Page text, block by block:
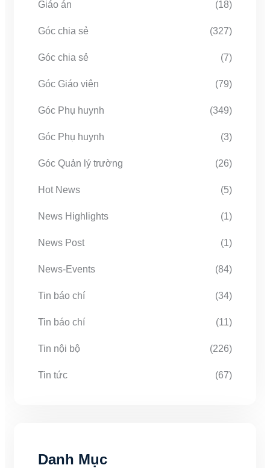
Giáo án (18)
Góc chia sẻ (327)
Góc chia sẻ (7)
Góc Giáo viên (79)
Góc Phụ huynh (349)
Góc Phụ huynh (3)
Góc Quản lý trường (26)
Hot News (5)
News Highlights (1)
News Post (1)
News-Events (84)
Tin báo chí (34)
Tin báo chí (11)
Tin nội bộ (226)
Tin tức (67)
Danh Mục